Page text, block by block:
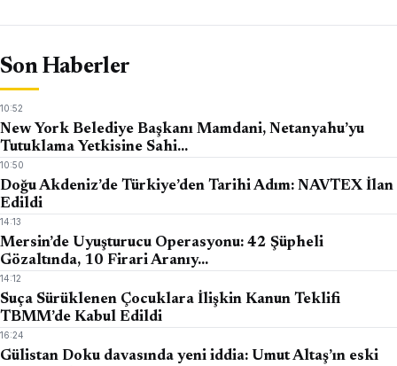
Son Haberler
10:52
New York Belediye Başkanı Mamdani, Netanyahu’yu
Tutuklama Yetkisine Sahi…
10:50
Doğu Akdeniz’de Türkiye’den Tarihi Adım: NAVTEX İlan
Edildi
14:13
Mersin’de Uyuşturucu Operasyonu: 42 Şüpheli
Gözaltında, 10 Firari Aranıy…
14:12
Suça Sürüklenen Çocuklara İlişkin Kanun Teklifi
TBMM’de Kabul Edildi
16:24
Gülistan Doku davasında yeni iddia: Umut Altaş’ın eski